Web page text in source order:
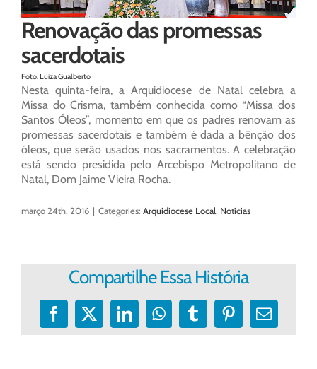
Renovação das promessas
sacerdotais
Foto: Luiza Gualberto
Nesta quinta-feira, a Arquidiocese de Natal celebra a
Missa do Crisma, também conhecida como “Missa dos
Santos Óleos”, momento em que os padres renovam as
promessas sacerdotais e também é dada a bênção dos
óleos, que serão usados nos sacramentos. A celebração
está sendo presidida pelo Arcebispo Metropolitano de
Natal, Dom Jaime Vieira Rocha.
março 24th, 2016 | Categories: Arquidiocese Local, Notícias
Compartilhe Essa História
Facebook
X LinkedInWhatsApp
TumblrPinterest
E-